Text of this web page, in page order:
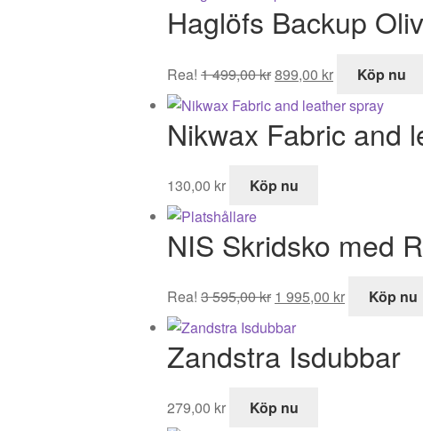
Haglöfs Backup
Rea! 1 499,00kr
ursprungliga
priset
var:
899,00 kr
nuvarande
priset
är:
899,00 kr.
Köp nu
Nikwax Fabric and
130,00 kr Köp nu
NIS Skridsko med
Rea! 3 595,00kr
ursprungliga
priset
var:
1 995,00 kr
nuvarande
är:
Köp nu
Zandstra Isdubbar
279,00 kr Köp nu